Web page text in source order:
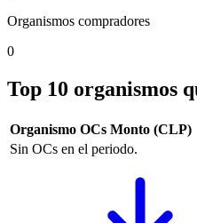
Organismos compradores
0
Top 10 organismos
Organismo OCs Monto (CLP)
Sin OCs en el periodo.